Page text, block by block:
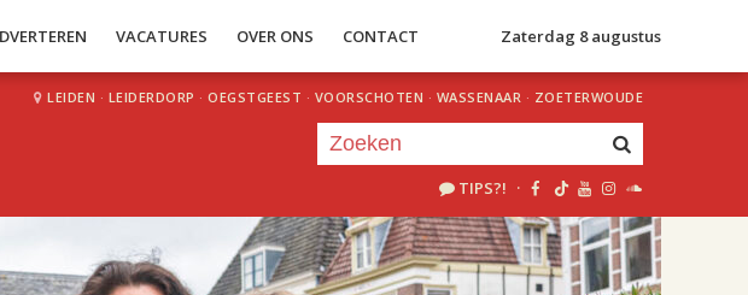
VACATURES OVER ONS CONTACT Zaterdag 8 augustus
LEIDEN · LEIDERDORP · OEGSTGEEST · VOORSCHOTEN · WASSENAAR · ZOETERWOUDE
TIPS?! ·
Je luistert nu naaruur 1 van 2
«Vorig uur Volgend uur»